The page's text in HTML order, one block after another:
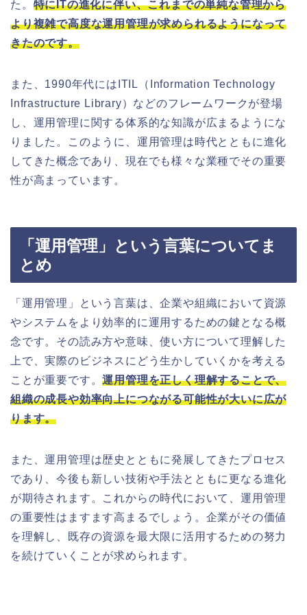
た。 特にITの進化に伴い、これまでの単純な管理から
より複雑で高度な運用管理が求められるようになって
きたのです。
また、1990年代にはITIL（Information Technology
Infrastructure Library）などのフレームワークが登場
し、運用管理に関する体系的な知識が広まるようにな
りました。このように、運用管理は時代とともに進化
してきた概念であり、現在でも様々な業種でその重要
性が高まっています。
「運用管理」という言葉についてま
とめ
「運用管理」という言葉は、企業や組織において資源
やシステムをより効率的に運用するための鍵となる概
念です。その読み方や意味、使い方について理解した
上で、実際のビジネスにどう生かしていくかを考える
ことが重要です。運用管理を正しく理解することで、
組織の成長や効率向上につながる可能性が大いに広が
ります。
また、運用管理は歴史とともに発展してきたプロセス
であり、今後も新しい技術や手法とともに更なる進化
が期待されます。これからの時代において、運用管理
の重要性はますます高まるでしょう。企業がその価値
を理解し、既存の資源を最大限に活用するための努力
を続けていくことが求められます。